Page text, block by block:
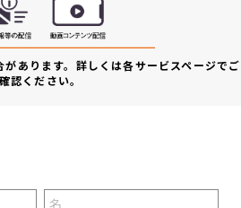
あります。詳しくは各サービスページでご
確認ください。